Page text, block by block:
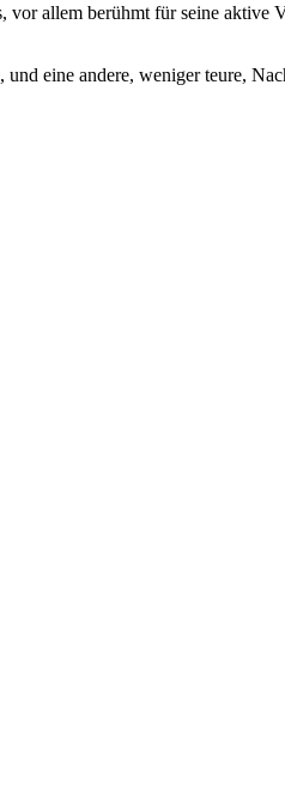
allem berühmt für seine aktive
eine andere, weniger teure,